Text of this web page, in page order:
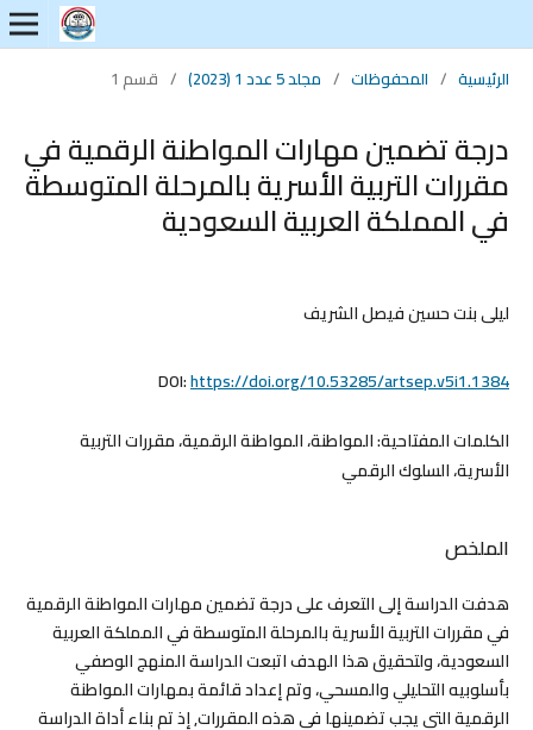
الرئيسية / المحفوظات / مجلد 5 عدد 1 (2023) / قسم 1
درجة تضمين مهارات المواطنة الرقمية في
مقررات التربية الأسرية بالمرحلة المتوسطة
في المملكة العربية السعودية
ليلى بنت حسين فيصل الشريف
DOI:https://doi.org/10.53285/artsep.v5i1.1384
الكلمات المفتاحية:المواطنة، المواطنة الرقمية، مقررات التربية
الأسرية، السلوك الرقمي
الملخص
هدفت الدراسة إلى التعرف على درجة تضمين مهارات المواطنة الرقمية
في مقررات التربية الأسرية بالمرحلة المتوسطة في المملكة العربية
السعودية، ولتحقيق هذا الهدف اتبعت الدراسة المنهج الوصفي
بأسلوبيه التحليلي والمسحي، وتم إعداد قائمة بمهارات المواطنة
الرقمية التي يجب تضمينها في هذه المقررات, إذ تم بناء أداة الدراسة